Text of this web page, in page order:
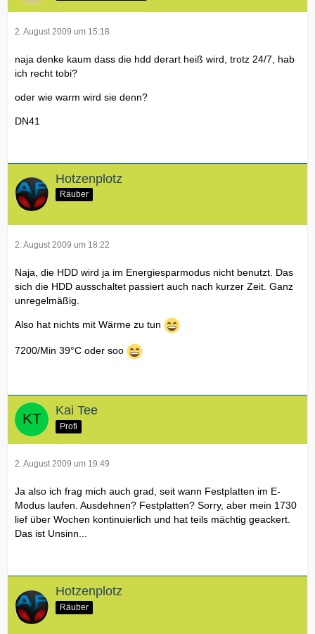
2. August 2009 um 15:18
naja denke kaum dass die hdd derart heiß wird, trotz 24/7, hab
ich recht tobi?
oder wie warm wird sie denn?
DN41
Hotzenplotz
Räuber
2. August 2009 um 18:22
Naja, die HDD wird ja im Energiesparmodus nicht benutzt. Das
sich die HDD ausschaltet passiert auch nach kurzer Zeit. Ganz
unregelmäßig.
Also hat nichts mit Wärme zu tun
7200/Min 39°C oder soo
Kai Tee
Profi
2. August 2009 um 19:49
Ja also ich frag mich auch grad, seit wann Festplatten im E-
Modus laufen. Ausdehnen? Festplatten? Sorry, aber mein 1730
lief über Wochen kontinuierlich und hat teils mächtig geackert.
Das ist Unsinn...
Hotzenplotz
Räuber